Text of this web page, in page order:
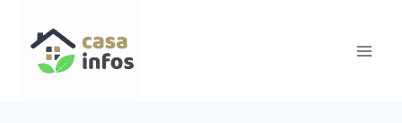
contenu